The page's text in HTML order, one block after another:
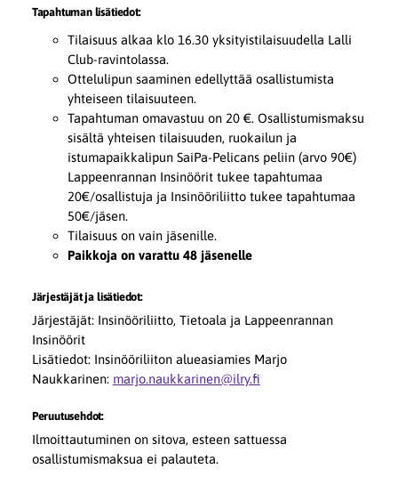
Tapahtuman lisätiedot:
Tilaisuus alkaa klo 16.30 yksityistilaisuudella Lalli
Club-ravintolassa.
Ottelulipun saaminen edellyttää osallistumista
yhteiseen tilaisuuteen.
Tapahtuman omavastuu on 20 €. Osallistumismaksu
sisältä yhteisen tilaisuuden, ruokailun ja
istumapaikkalipun SaiPa-Pelicans peliin (arvo 90€)
Lappeenrannan Insinöörit tukee tapahtumaa
20€/osallistuja ja Insinööriliitto tukee tapahtumaa
50€/jäsen.
Tilaisuus on vain jäsenille.
Paikkoja on varattu 48 jäsenelle
Järjestäjät ja lisätiedot:
Järjestäjät: Insinööriliitto, Tietoala ja Lappeenrannan
Insinöörit
Lisätiedot: Insinööriliiton alueasiamies Marjo
Naukkarinen: marjo.naukkarinen@ilry.fi
Peruutusehdot:
Ilmoittautuminen on sitova, esteen sattuessa
osallistumismaksua ei palauteta.